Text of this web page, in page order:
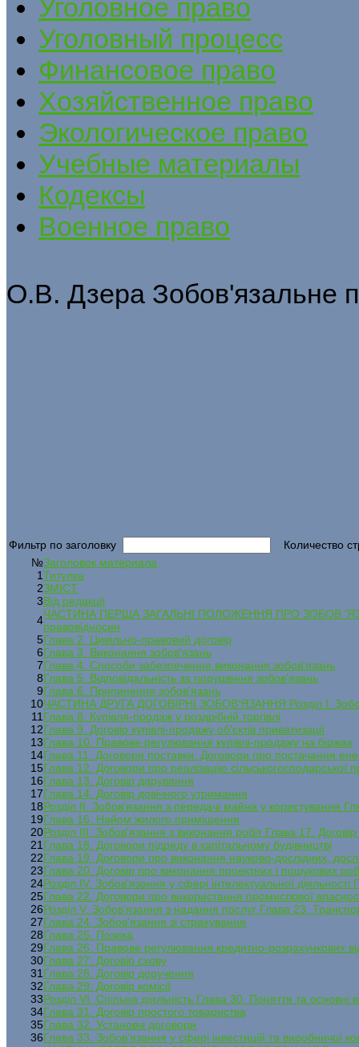
Уголовное право
Уголовный процесс
Финансовое право
Хозяйственное право
Экологическое право
Учебные материалы
Кодексы
Военное право
О.В. Дзера Зобов'язальне
Фильтр по заголовку
Количество
№Заголовок материала
1Титулка
2ЗМІСТ
3Від редакції
4ЧАСТИНА ПЕРША ЗАГАЛЬНІ ПОЛОЖЕННЯ ПРО ЗОБОВ
правовідносин
5Глава 2. Цивільно-правовий договір
6Глава 3. Виконання зобов'язань
7Глава 4. Способи забезпечення виконання зобов'язань
8Глава 5. Відповідальність за порушення зобов'язань
9Глава 6. Припинення зобов'язань
10ЧАСТИНА ДРУГА ДОГОВІРНІ ЗОБОВ'ЯЗАННЯ Розділ І.
11 Глава 8. Купівля-продаж у роздрібній торгівлі
12Глава 9. Договір купівлі-продажу об'єктів приватизації
13Глава 10. Правове регулювання купівлі-продажу на біржах
14Глава 11. Договори поставки. Договори про постачання
15Глава 12. Договори про реалізацію сільськогосподарської
16Глава 13. Договір дарування
17Глава 14. Договір довічного утримання
18Розділ II. Зобов'язання з передачі майна у користування
19Глава 16. Найом жилого приміщення
20Розділ III. Зобов'язання з виконання робіт Глава 17. Договір
21 Глава 18. Договори підряду в капітальному будівництві
22Глава 19. Договори про виконання науково-дослідних,
23Глава 20. Договір про виконання проектних і пошукових
24Розділ IV. Зобов'язання у сфері інтелектуальної
25Глава 22. Договори про використання промислової
26Розділ V. Зобов'язання з надання послуг Глава 23.
27Глава 24. Зобов'язання зі страхування
28Глава 25. Позика
29Глава 26. Правове регулювання кредитно-розрахункових
30Глава 27. Договір схову
31 Глава 28. Договір доручення
32Глава 29. Договір комісії
33Розділ VI. Спільна діяльність Глава 30. Поняття та основні
34Глава 31. Договір простого товариства
35Глава 32. Установчі договори
36Глава 33. Зобов'язання у сфері інвестицій та виробничої